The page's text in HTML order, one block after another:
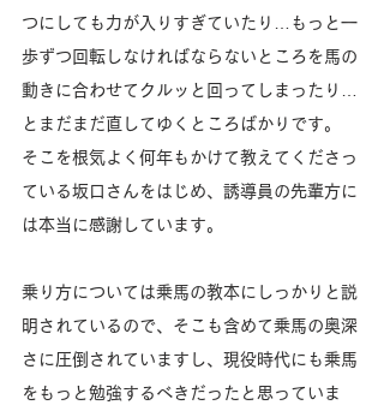
つにしても力が入りすぎていたり…もっと一
歩ずつ回転しなければならないところを馬の
動きに合わせてクルッと回ってしまったり…
とまだまだ直してゆくところばかりです。
そこを根気よく何年もかけて教えてくださっ
ている坂口さんをはじめ、誘導員の先輩方に
は本当に感謝しています。
乗り方については乗馬の教本にしっかりと説
明されているので、そこも含めて乗馬の奥深
さに圧倒されていますし、現役時代にも乗馬
をもっと勉強するべきだったと思っていま